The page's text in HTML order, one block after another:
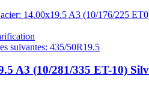
suivantes: 435/50R19.5
A3 (10/281/335 ET-10)